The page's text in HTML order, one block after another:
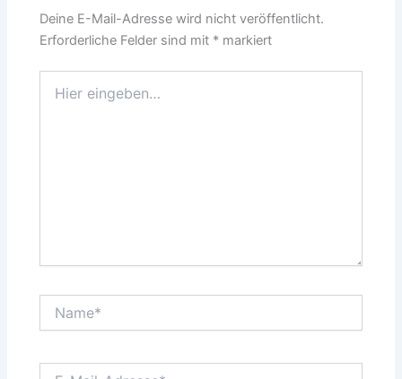
Deine E-Mail-Adresse wird nicht veröffentlicht.
Erforderliche Felder sind mit * markiert
eingeben…